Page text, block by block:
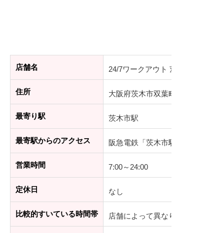
店舗名 24/7ワークアウト 茨木店
住所 大阪府茨木市双葉町9-14 三島コ
最寄り駅 茨木市駅
最寄駅からのアクセス 阪急電鉄「茨木市駅」から徒歩2
営業時間 7:00～24:00
定休日 なし
比較的すいている時間帯 店舗によって異なります